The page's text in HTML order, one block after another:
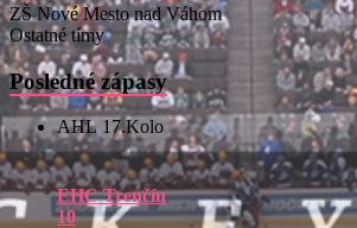
ZŠ Nové Mesto nad Váhom
Ostatné tímy
Posledné zápasy
AHL 17.Kolo
EHC Trenčín
10